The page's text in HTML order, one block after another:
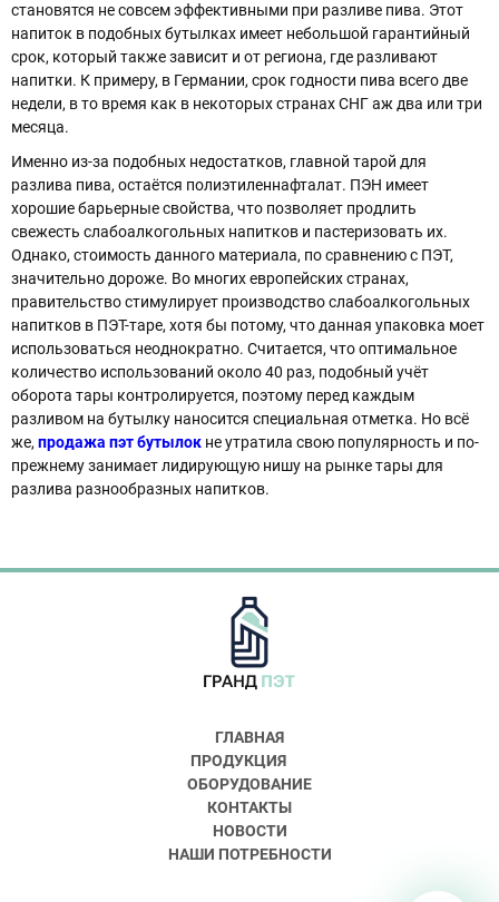
становятся не совсем эффективными при разливе пива. Этот
напиток в подобных бутылках имеет небольшой гарантийный
срок, который также зависит и от региона, где разливают
напитки. К примеру, в Германии, срок годности пива всего две
недели, в то время как в некоторых странах СНГ аж два или три
месяца.
Именно из-за подобных недостатков, главной тарой для
разлива пива, остаётся полиэтиленнафталат. ПЭН имеет
хорошие барьерные свойства, что позволяет продлить
свежесть слабоалкогольных напитков и пастеризовать их.
Однако, стоимость данного материала, по сравнению с ПЭТ,
значительно дороже. Во многих европейских странах,
правительство стимулирует производство слабоалкогольных
напитков в ПЭТ-таре, хотя бы потому, что данная упаковка моет
использоваться неоднократно. Считается, что оптимальное
количество использований около 40 раз, подобный учёт
оборота тары контролируется, поэтому перед каждым
разливом на бутылку наносится специальная отметка. Но всё
же, продажа пэт бутылок не утратила свою популярность и по-
прежнему занимает лидирующую нишу на рынке тары для
разлива разнообразных напитков.
ГЛАВНАЯ
ПРОДУКЦИЯ
ОБОРУДОВАНИЕ
КОНТАКТЫ
НОВОСТИ
НАШИ ПОТРЕБНОСТИ